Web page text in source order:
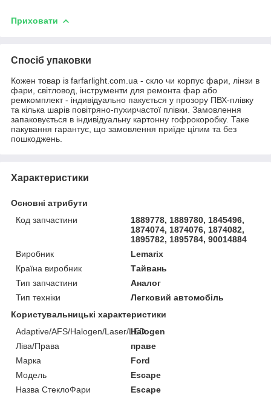
Приховати
Спосіб упаковки
Кожен товар із farfarlight.com.ua - скло чи корпус фари, лінзи в
фари, світловод, інструменти для ремонта фар або
ремкомплект - індивідуально пакується у прозору ПВХ-плівку
та кілька шарів повітряно-пухирчастої плівки. Замовлення
запаковується в індивідуальну картонну гофрокоробку. Таке
пакування гарантує, що замовлення приїде цілим та без
пошкоджень.
Характеристики
Основні атрибути
Код запчастини
1889778, 1889780, 1845496,
1874074, 1874076, 1874082,
1895782, 1895784, 90014884
Виробник
Lemarix
Країна виробник
Тайвань
Тип запчастини
Аналог
Тип техніки
Легковий автомобіль
Користувальницькі характеристики
Adaptive/AFS/Halogen/Laser/LEDHalogen
Ліва/Права
праве
Марка
Ford
Мoдель
Escape
Назва СтеклоФари
Escape